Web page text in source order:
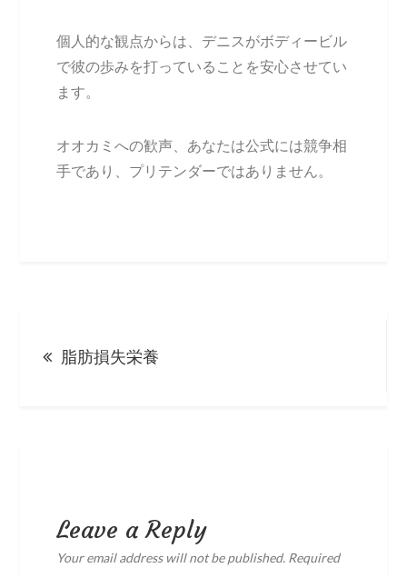
個人的な観点からは、デニスがボディービル
で彼の歩みを打っていることを安心させてい
ます。
オオカミへの歓声、あなたは公式には競争相
手であり、プリテンダーではありません。
navigation
脂肪損失栄養
Leave a Reply
Your email address will not be published. Required